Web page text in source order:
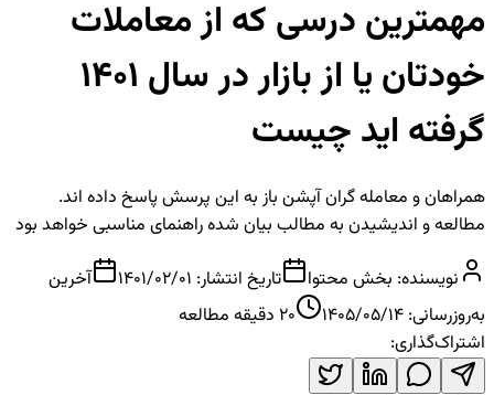
مهمترین درسی که از معاملات
خودتان یا از بازار در سال 1401
گرفته اید چیست
همراهان و معامله گران آپشن باز به این پرسش پاسخ داده اند.
مطالعه و اندیشیدن به مطالب بیان شده راهنمای مناسبی خواهد بود
نویسنده: بخش محتوا تاریخ انتشار: 1401/02/01
آخرین
به‌روزرسانی: 1405/05/14
20 دقیقه مطالعه
اشتراک‌گذاری: